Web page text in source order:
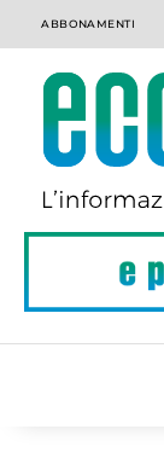
ABBONAMENTI